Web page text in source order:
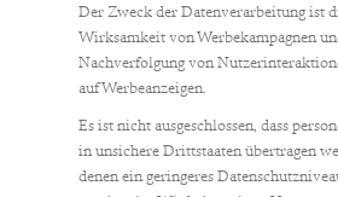
Der Zweck der Datenverarbeitung ist
Wirksamkeit von Werbekampagnen
Nachverfolgung von
auf Werbeanzeigen.
Es ist nicht ausgeschlossen, dass
in unsichere Drittstaaten übertragen
denen ein geringeres